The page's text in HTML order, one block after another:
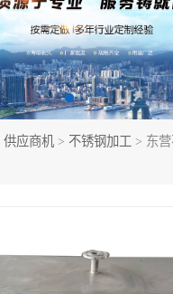
供应商机 > 不锈钢加工 > 东
激光切割
不锈钢
不锈钢
不锈钢
不锈钢槽